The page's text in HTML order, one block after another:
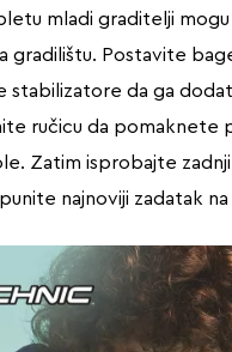
mladi graditelji mogu
gradilištu. Postavite
stabilizatore da ga
ručicu da pomaknete
Zatim isprobajte zadnji
najnoviji zadatak na